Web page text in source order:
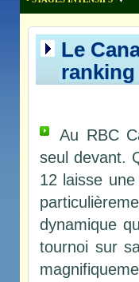
Le
ranking
Au RBC
seul devant.
12 laisse
dynamique
tournoi sur